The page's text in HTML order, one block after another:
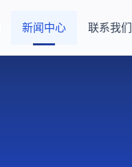
新闻中心 联系我们